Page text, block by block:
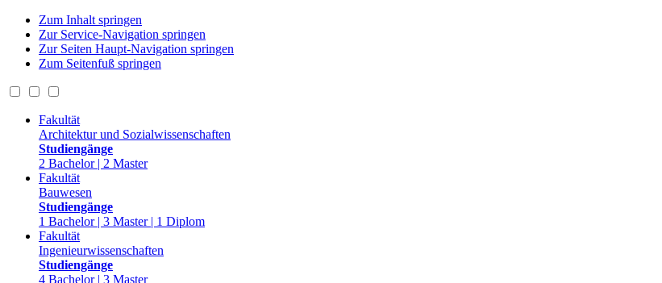
Zum Inhalt springen
Zur Service-Navigation springen
Zur Seiten Haupt-Navigation springen
Zum Seitenfuß springen
Fakultät
Architektur und Sozialwissenschaften
Studiengänge
2 Bachelor | 2 Master
Fakultät
Bauwesen
Studiengänge
1 Bachelor | 3 Master | 1 Diplom
Fakultät
Ingenieurwissenschaften
Studiengänge
4 Bachelor | 3 Master